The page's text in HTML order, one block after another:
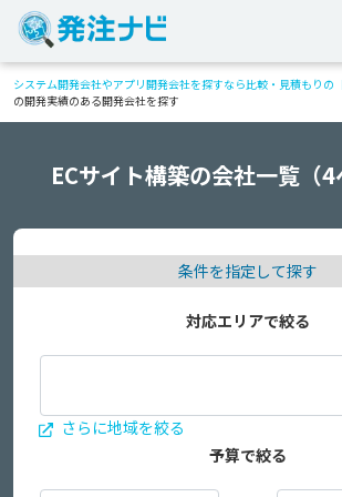
システム開発会社やアプリ開発会社を探すなら比較・見積もりの
の開発実績のある開発会社を探す
ECサイト構築の会社一覧（4
条件を指定して探す
対応エリアで絞る
さらに地域を絞る
予算で絞る